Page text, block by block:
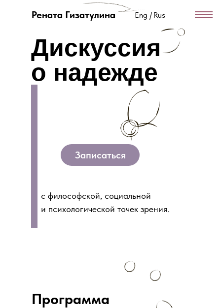
Рената Гизатулина Eng / Rus
Дискуссия
о надежде
с философской, социальной
и психологической точек зрения.
Записаться
Программа